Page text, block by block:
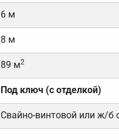
6 м
8 м
89 м2
Под ключ (с отделкой)
Свайно-винтовой или ж/б